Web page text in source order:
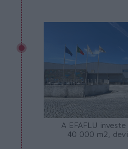
A EFAFLU
40 000 m2,